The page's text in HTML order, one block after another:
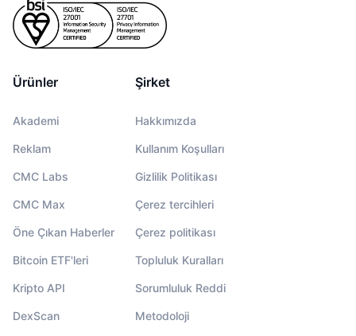
Ürünler
Akademi
Reklam
CMC Labs
CMC Max
Öne Çıkan Haberler
Bitcoin ETF'leri
Kripto API
DexScan
Şirket
Hakkımızda
Kullanım Koşulları
Gizlilik Politikası
Çerez tercihleri
Çerez politikası
Topluluk Kuralları
Sorumluluk Reddi
Metodoloji